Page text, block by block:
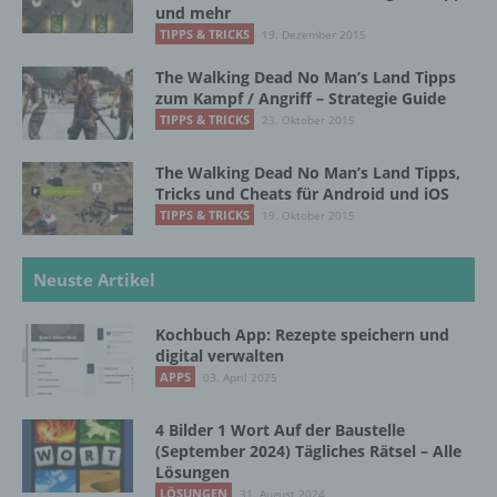
und mehr
TIPPS & TRICKS 19. Dezember 2015
The Walking Dead No Man’s Land Tipps
zum Kampf / Angriff – Strategie Guide
TIPPS & TRICKS 23. Oktober 2015
The Walking Dead No Man’s Land Tipps,
Tricks und Cheats für Android und iOS
TIPPS & TRICKS 19. Oktober 2015
Neuste Artikel
Kochbuch App: Rezepte speichern und
digital verwalten
APPS 03. April 2025
4 Bilder 1 Wort Auf der Baustelle
(September 2024) Tägliches Rätsel – Alle
Lösungen
LÖSUNGEN 31. August 2024
oder andere Stelle, die personenbezogene
Daten im Auftrag des Verantwortlichen
verarbeitet.
i) Empfänger
Empfänger ist eine natürliche oder juristische
Person, Behörde, Einrichtung oder andere
Stelle, der personenbezogene Daten
offengelegt werden, unabhängig davon, ob
es sich bei ihr um einen Dritten handelt oder
nicht. Behörden, die im Rahmen eines
bestimmten Untersuchungsauftrags nach
dem Unionsrecht oder dem Recht der
Mitgliedstaaten möglicherweise
personenbezogene Daten erhalten, gelten
j) Dritter